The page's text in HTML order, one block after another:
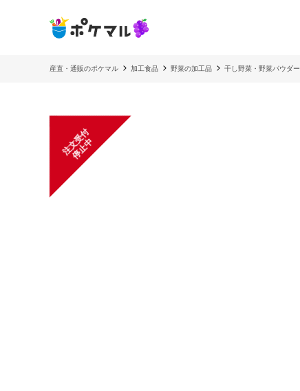
産直・通販のポケマル 加工食品 野菜の加工品 干し野菜・野菜パウダー
注
文
受
付
停
止
中